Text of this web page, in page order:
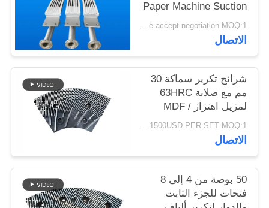
Paper Machine Suction
Box
Price accept negotiation MOQ:1 مجموعة
الاتصال
شرائح تكرير سماكة 30
مم مع صلابة 63HRC
لمزيل اهتزاز MDF /
HDF
1500USD PER SET MOQ:1 مجموعة
الاتصال
50 بوصة من 4 إلى 8
فتحات للجزء الثابت